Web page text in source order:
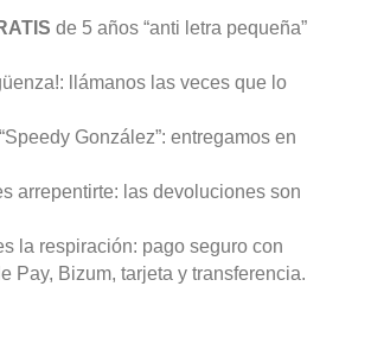
de 5 años “anti letra pequeña”
llámanos las veces que lo
González”: entregamos en
arrepentirte: las devoluciones son
la respiración: pago seguro con
Pay, Bizum, tarjeta y transferencia.